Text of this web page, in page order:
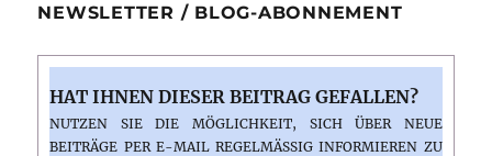
NEWSLETTER / BLOG-ABONNEMENT
HAT IHNEN DIESER BEITRAG GEFALLEN?
NUTZEN SIE DIE MÖGLICHKEIT, SICH ÜBER NEUE
BEITRÄGE PER E-MAIL REGELMÄSSIG INFORMIEREN ZU L